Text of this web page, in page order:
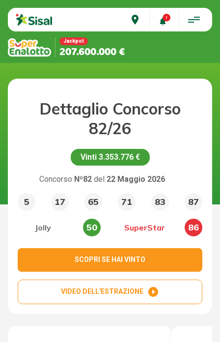
place
Jackpot
207.600.000 €
Dettaglio Concorso
82/26
Vinti 3.353.776 €
Concorso Nº82 del 22 Maggio 2026
5 17 65 71 83 87
Jolly 50 SuperStar 86
SCOPRI SE HAI VINTO
VIDEO DELL'ESTRAZIONE play_circle_filled